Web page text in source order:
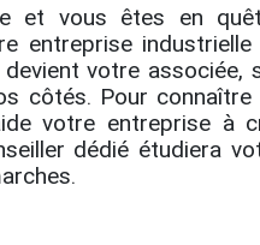
et vous êtes en
entreprise industrielle
votre associée,
côtés. Pour
votre entreprise à
dédié étudiera